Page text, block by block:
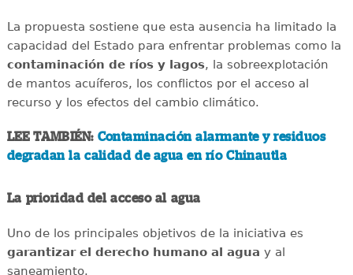
La propuesta sostiene que esta ausencia ha limitado la
capacidad del Estado para enfrentar problemas como la
contaminación de ríos y lagos, la sobreexplotación
de mantos acuíferos, los conflictos por el acceso al
recurso y los efectos del cambio climático.
LEE TAMBIÉN: Contaminación alarmante y residuos
degradan la calidad de agua en río Chinautla
La prioridad del acceso al agua
Uno de los principales objetivos de la iniciativa es
garantizar el derecho humano al agua y al
saneamiento.